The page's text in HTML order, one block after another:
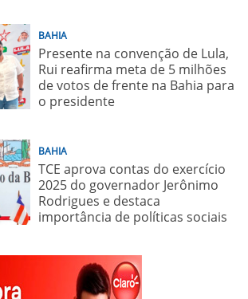
BAHIA
Presente na convenção de Lula,
Rui reafirma meta de 5 milhões
de votos de frente na Bahia para
o presidente
BAHIA
TCE aprova contas do exercício
2025 do governador Jerônimo
Rodrigues e destaca
importância de políticas sociais